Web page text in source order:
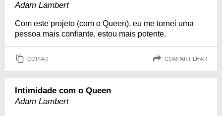
Adam Lambert
Com este projeto (com o Queen), eu me tornei uma
pessoa mais confiante, estou mais potente.
COPIAR COMPARTILHAR
Intimidade com o Queen
Adam Lambert